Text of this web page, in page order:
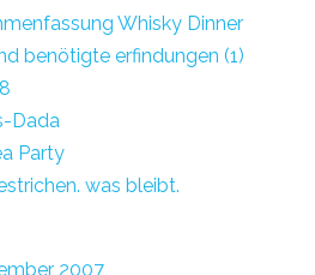
Whisky Dinner
benötigte erfindungen (1)
Dada
Party
was bleibt.
2007